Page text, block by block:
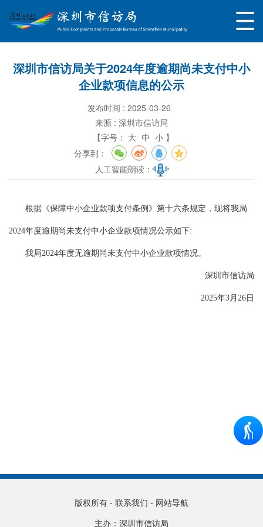
深圳市信访局关于2024年度逾期尚未支付中小
企业款项信息的公示
发布时间 : 2025-03-26
来源 : 深圳市信访局
【字号： 大 中 小 】
分享到：
人工智能朗读：
根据《保障中小企业款项支付条例》第十六条规定，现将我局
2024年度逾期尚未支付中小企业款项情况公示如下:
我局2024年度无逾期尚未支付中小企业款项情况。
深圳市信访局
2025年3月26日
版权所有 - 联系我们 - 网站导航
主办：深圳市信访局